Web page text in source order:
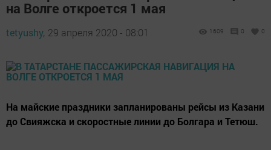
на Волге откроется 1 мая
tetyushy, 29 апреля 2020 - 08:01 1609 0 0
На майские праздники запланированы рейсы из Казани
до Свияжска и скоростные линии до Болгара и Тетюш.